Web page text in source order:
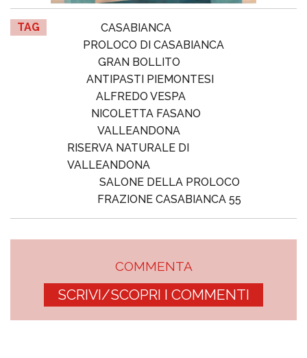
TAG
CASABIANCA
PROLOCO DI CASABIANCA
GRAN BOLLITO
ANTIPASTI PIEMONTESI
ALFREDO VESPA
NICOLETTA FASANO
VALLEANDONA
RISERVA NATURALE DI
VALLEANDONA
SALONE DELLA PROLOCO
FRAZIONE CASABIANCA 55
COMMENTA
SCRIVI/SCOPRI I COMMENTI